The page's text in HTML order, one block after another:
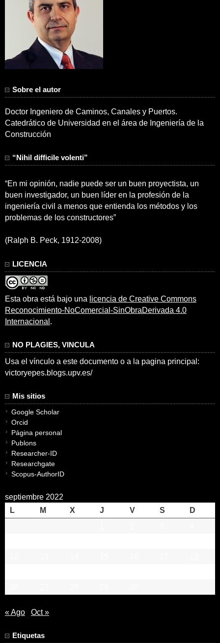
Sobre el autor
Doctor Ingeniero de Caminos, Canales y Puertos.
Catedrático de Universidad en el área de Ingeniería de la
Construcción
“Nihil difficile volenti”
“En mi opinión, nadie puede ser un buen proyectista, un
buen investigador, un buen líder en la profesión de la
ingeniería civil a menos que entienda los métodos y los
problemas de los constructores”
(Ralph B. Peck, 1912-2008)
LICENCIA
Esta obra está bajo una licencia de Creative Commons
Reconocimiento-NoComercial-SinObraDerivada 4.0
Internacional .
NO PLAGIES, VINCULA
Usa el vínculo a este documento o a la pagina principal:
victoryepes.blogs.upv.es/
Mis sitios
Google Scholar
Orcid
Página personal
Publons
Researcher-ID
Researchgate
Scopus-AuthorID
septiembre 2022
L
M X J V S
D
« Ago Oct »
Etiquetas